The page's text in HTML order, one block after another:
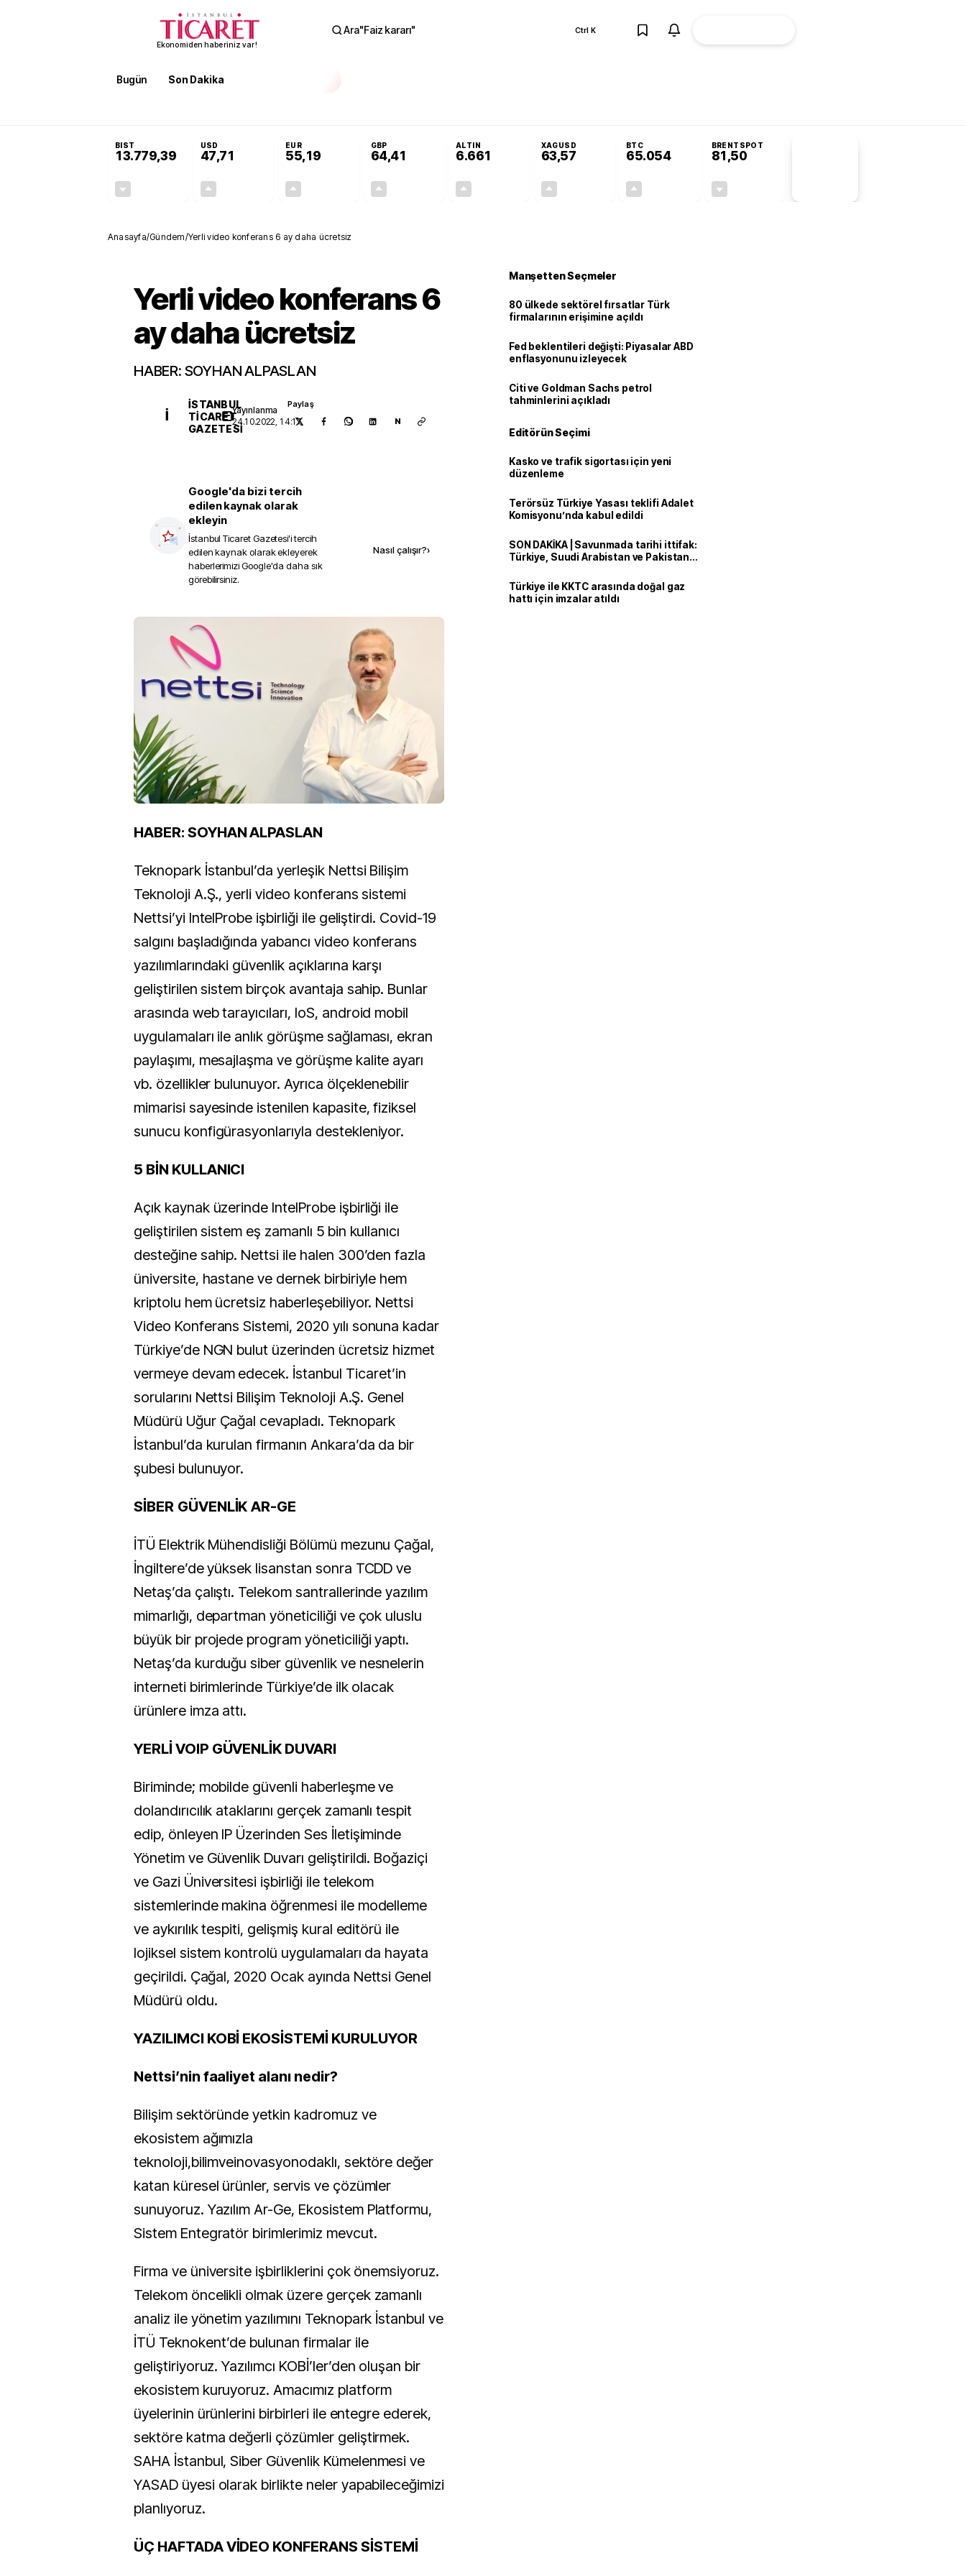
Ekonomiden haberiniz var!
Ara"Faiz kararı" Ctrl K
Bugün Son Dakika
BIST
13.779,39
USD
47,71
EUR
55,19
GBP
64,41
ALTIN
6.661
XAGUSD
63,57
BTC
65.054
BRENTSPOT
81,50
Anasayfa/Gündem/Yerli video konferans 6 ay daha ücretsiz
Yerli video konferans 6
ay daha ücretsiz
HABER: SOYHAN ALPASLAN
İ
İSTANBUL
TICARET
GAZETESI
Yayınlanma
24.10.2022, 14:17
Paylaş
N
Google'da bizi tercih
edilen kaynak olarak
ekleyin
İstanbul Ticaret Gazetesi'i tercih
edilen kaynak olarak ekleyerek
haberlerimizi Google'da daha sık
görebilirsiniz.
Nasıl çalışır?›
HABER: SOYHAN ALPASLAN
Teknopark İstanbul’da yerleşik Nettsi Bilişim
Teknoloji A.Ş., yerli video konferans sistemi
Nettsi’yi IntelProbe işbirliği ile geliştirdi. Covid-19
salgını başladığında yabancı video konferans
yazılımlarındaki güvenlik açıklarına karşı
geliştirilen sistem birçok avantaja sahip. Bunlar
arasında web tarayıcıları, IoS, android mobil
uygulamaları ile anlık görüşme sağlaması, ekran
paylaşımı, mesajlaşma ve görüşme kalite ayarı
vb. özellikler bulunuyor. Ayrıca ölçeklenebilir
mimarisi sayesinde istenilen kapasite, fiziksel
sunucu konfigürasyonlarıyla destekleniyor.
5 BİN KULLANICI
Açık kaynak üzerinde IntelProbe işbirliği ile
geliştirilen sistem eş zamanlı 5 bin kullanıcı
desteğine sahip. Nettsi ile halen 300’den fazla
üniversite, hastane ve dernek birbiriyle hem
kriptolu hem ücretsiz haberleşebiliyor. Nettsi
Video Konferans Sistemi, 2020 yılı sonuna kadar
Türkiye’de NGN bulut üzerinden ücretsiz hizmet
vermeye devam edecek. İstanbul Ticaret’in
sorularını Nettsi Bilişim Teknoloji A.Ş. Genel
Müdürü Uğur Çağal cevapladı. Teknopark
İstanbul’da kurulan firmanın Ankara’da da bir
şubesi bulunuyor.
SİBER GÜVENLİK AR-GE
İTÜ Elektrik Mühendisliği Bölümü mezunu Çağal,
İngiltere’de yüksek lisanstan sonra TCDD ve
Netaş’da çalıştı. Telekom santrallerinde yazılım
mimarlığı, departman yöneticiliği ve çok uluslu
büyük bir projede program yöneticiliği yaptı.
Netaş’da kurduğu siber güvenlik ve nesnelerin
interneti birimlerinde Türkiye’de ilk olacak
ürünlere imza attı.
YERLİ VOIP GÜVENLİK DUVARI
Biriminde; mobilde güvenli haberleşme ve
dolandırıcılık ataklarını gerçek zamanlı tespit
edip, önleyen IP Üzerinden Ses İletişiminde
Yönetim ve Güvenlik Duvarı geliştirildi. Boğaziçi
ve Gazi Üniversitesi işbirliği ile telekom
sistemlerinde makina öğrenmesi ile modelleme
ve aykırılık tespiti, gelişmiş kural editörü ile
lojiksel sistem kontrolü uygulamaları da hayata
geçirildi. Çağal, 2020 Ocak ayında Nettsi Genel
Müdürü oldu.
YAZILIMCI KOBİ EKOSİSTEMİ KURULUYOR
Nettsi’nin faaliyet alanı nedir?
Bilişim sektöründe yetkin kadromuz ve
ekosistem ağımızla
teknoloji,bilimveinovasyonodaklı, sektöre değer
katan küresel ürünler, servis ve çözümler
sunuyoruz. Yazılım Ar-Ge, Ekosistem Platformu,
Sistem Entegratör birimlerimiz mevcut.
Firma ve üniversite işbirliklerini çok önemsiyoruz.
Telekom öncelikli olmak üzere gerçek zamanlı
analiz ile yönetim yazılımını Teknopark İstanbul ve
İTÜ Teknokent’de bulunan firmalar ile
geliştiriyoruz. Yazılımcı KOBİ’ler’den oluşan bir
ekosistem kuruyoruz. Amacımız platform
üyelerinin ürünlerini birbirleri ile entegre ederek,
sektöre katma değerli çözümler geliştirmek.
SAHA İstanbul, Siber Güvenlik Kümelenmesi ve
YASAD üyesi olarak birlikte neler yapabileceğimizi
planlıyoruz.
ÜÇ HAFTADA VİDEO KONFERANS SİSTEMİ
Manşetten Seçmeler
80 ülkede sektörel fırsatlar Türk
firmalarının erişimine açıldı
Fed beklentileri değişti: Piyasalar ABD
enflasyonunu izleyecek
Citi ve Goldman Sachs petrol
tahminlerini açıkladı
Editörün Seçimi
Kasko ve trafik sigortası için yeni
düzenleme
Terörsüz Türkiye Yasası teklifi Adalet
Komisyonu’nda kabul edildi
SON DAKİKA | Savunmada tarihi ittifak:
Türkiye, Suudi Arabistan ve Pakistan
Türkiye ile KKTC arasında doğal gaz
hattı için imzalar atıldı